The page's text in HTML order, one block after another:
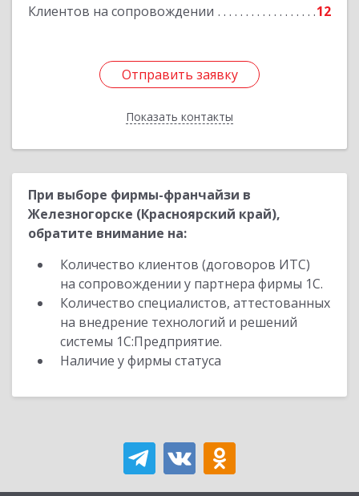
Клиентов на сопровождении 12
Отправить заявку
Показать контакты
Отправить заявку
Назад
При выборе фирмы-франчайзи в
Железногорске (Красноярский край),
обратите внимание на:
Количество клиентов (договоров ИТС)
на сопровождении у партнера фирмы 1С.
Количество специалистов, аттестованных
на внедрение технологий и решений
системы 1С:Предприятие.
Наличие у фирмы статуса